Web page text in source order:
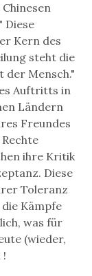
Chinesen
Diese
Kern des
steht die
der Mensch."
Auftritts in
Ländern
Freundes
ihre Kritik
Diese
Toleranz
Kämpfe
was für
(wieder,
!